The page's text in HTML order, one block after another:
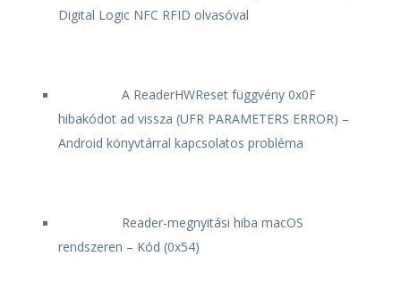
Digital Logic NFC RFID olvasóval
A ReaderHWReset függvény 0x0F
hibakódot ad vissza (UFR PARAMETERS ERROR) –
Android könyvtárral kapcsolatos probléma
Reader-megnyitási hiba macOS
rendszeren – Kód (0x54)